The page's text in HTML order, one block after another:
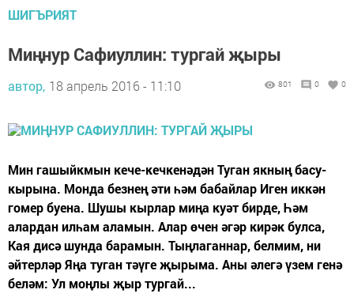
ШИГЪРИЯТ
Миңнур Сафиуллин: тургай җыры
автор, 18 апрель 2016 - 11:10 801 0 0
Мин гашыйкмын кече-кечкенәдән Туган якның басу-
кырына. Монда безнең әти һәм бабайлар Иген иккән
гомер буена. Шушы кырлар миңа куәт бирде, Һәм
алардан илһам аламын. Алар өчен әгәр кирәк булса,
Кая дисә шунда барамын. Тыңлаганнар, белмим, ни
әйтерләр Яңа туган тәүге җырыма. Аны әлегә үзем генә
беләм: Ул моңлы җыр тургай...